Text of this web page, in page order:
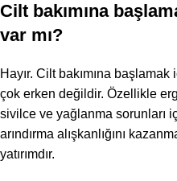
Cilt bakımına
var mı?
Hayır. Cilt bakımına
çok erken değildir. Özellikle
sivilce ve yağlanma sorunları
arındırma alışkanlığını
yatırımdır.